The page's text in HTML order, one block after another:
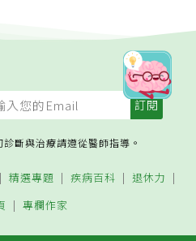
斷與治療請遵從醫師指導。
精選專題 疾病百科
退休力
專欄作家